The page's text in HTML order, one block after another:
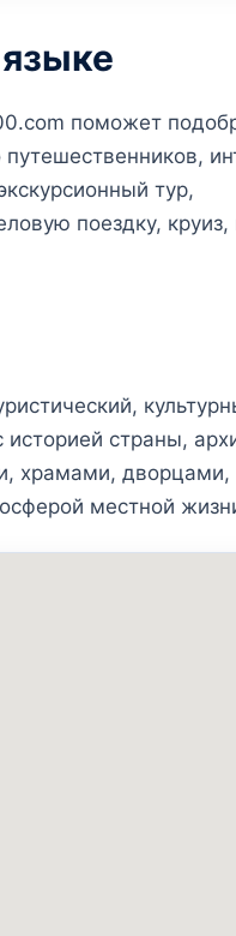
поможет
тур,
поездку,
страны,
храмами, дворцами,
местной